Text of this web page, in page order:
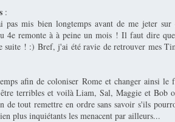
:
pas mis bien longtemps avant de me jeter
4e remonte à à peine un mois ! Il faut dire
suite ! :) Bref, j'ai été ravie de retrouver mes
afin de coloniser Rome et changer ainsi
terribles et voilà Liam, Sal, Maggie et Bob
de tout remettre en ordre sans savoir s'ils
plus inquiétants les menacent par ailleurs...